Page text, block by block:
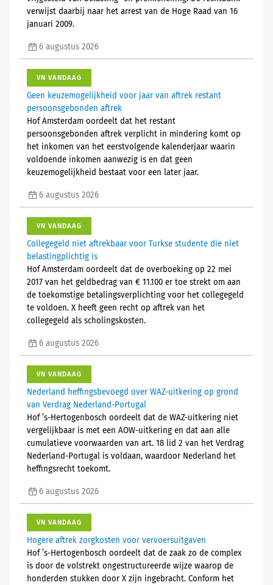
verwijst daarbij naar het arrest van de Hoge Raad van 16
januari 2009.
6 augustus 2026
VN VANDAAG
Geen keuzemogelijkheid voor jaar van aftrek restant
persoonsgebonden aftrek
Hof Amsterdam oordeelt dat het restant
persoonsgebonden aftrek verplicht in mindering komt op
het inkomen van het eerstvolgende kalenderjaar waarin
voldoende inkomen aanwezig is en dat geen
keuzemogelijkheid bestaat voor een later jaar.
6 augustus 2026
VN VANDAAG
Collegegeld niet aftrekbaar voor Turkse studente die niet
belastingplichtig is
Hof Amsterdam oordeelt dat de overboeking op 22 mei
2017 van het geldbedrag van € 11.100 er toe strekt om aan
de toekomstige betalingsverplichting voor het collegegeld
te voldoen. X heeft geen recht op aftrek van het
collegegeld als scholingskosten.
6 augustus 2026
VN VANDAAG
Nederland heffingsbevoegd over WAZ-uitkering op grond
van Verdrag Nederland-Portugal
Hof ’s-Hertogenbosch oordeelt dat de WAZ-uitkering niet
vergelijkbaar is met een AOW-uitkering en dat aan alle
cumulatieve voorwaarden van art. 18 lid 2 van het Verdrag
Nederland-Portugal is voldaan, waardoor Nederland het
heffingsrecht toekomt.
6 augustus 2026
VN VANDAAG
Hogere aftrek zorgkosten voor vervoersuitgaven
Hof ’s-Hertogenbosch oordeelt dat de zaak zo de complex
is door de volstrekt ongestructureerde wijze waarop de
honderden stukken door X zijn ingebracht. Conform het